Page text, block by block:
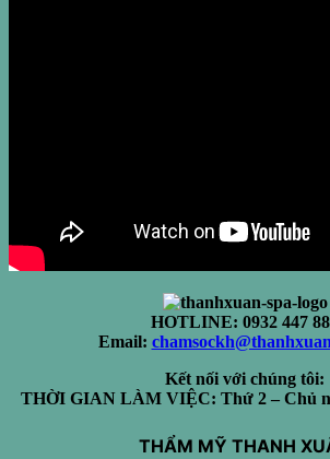
HOTLINE: 0932 447
Email:
Kết nối với chúng tôi:
THỜI GIAN LÀM VIỆC: Thứ 2 – Chủ
THẨM MỸ THANH